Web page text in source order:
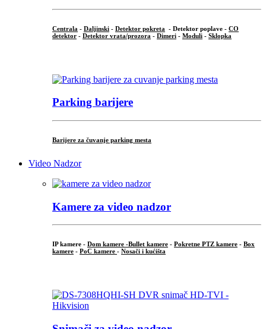
Centrala - Daljinski - Detektor pokreta - Detektor poplave - CO
detektor - Detektor vrata/prozora - Dimeri - Moduli - Sklopka
Parking barijere
Barijere za čuvanje parking mesta
Video Nadzor
Kamere za video nadzor
IP kamere - Dom kamere -Bullet kamere - Pokretne PTZ kamere - Box
kamere - PoC kamere - Nosači i kućišta